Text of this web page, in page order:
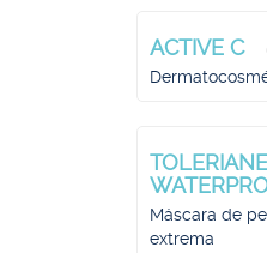
ACTIVE C
Máscara de
extrema